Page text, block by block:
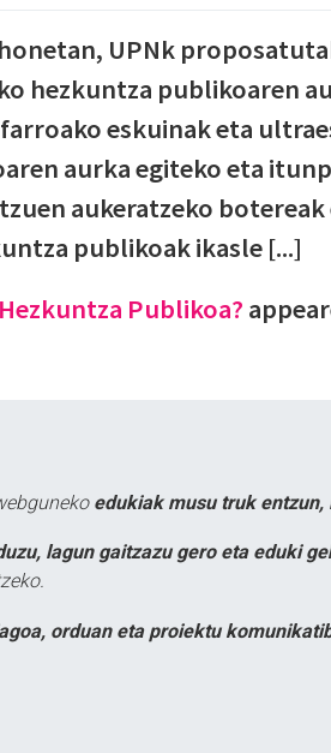
UPNk
hezkuntza publikoaren
eskuinak eta
aurka egiteko eta
aukeratzeko
publikoak ikasle [...]
Publikoa?
edukiak musu truk
lagun gaitzazu gero eta eduki
orduan eta proiektu